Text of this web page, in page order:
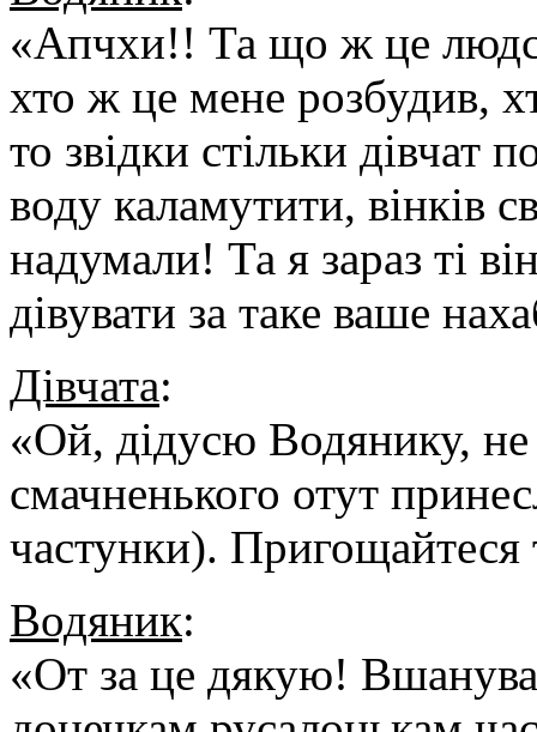
«Апчхи!! Та що ж це
хто ж це мене розбудив,
то звідки стільки дівчат
воду каламутити, вінків
надумали! Та я зараз ті
дівувати за таке ваше
Дівчата:
«Ой, дідусю Водянику, не
смачненького отут
частунки). Пригощайтеся
Водяник:
«От за це дякую!